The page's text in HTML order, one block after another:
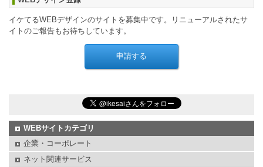
イケてるWEBデザインのサイトを募集中です。リニューアルされたサ
イトのご報告もお待ちしています。
WEBサイトカテゴリ
企業・コーポレート
ネット関連サービス